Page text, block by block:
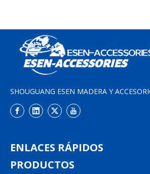
SHOUGUANG ESEN MADERA Y
ENLACES RÁPIDOS
PRODUCTOS